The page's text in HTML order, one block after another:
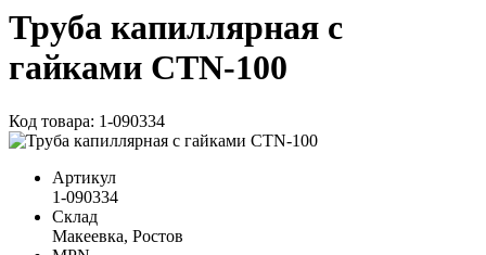
Труба капиллярная с
гайками CTN-100
Код товара: 1-090334
Артикул
1-090334
Склад
Макеевка, Ростов